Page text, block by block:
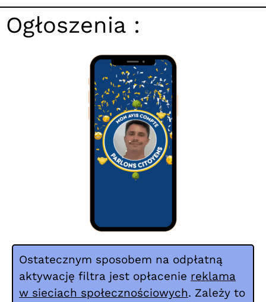
Ogłoszenia :
Ostatecznym sposobem na odpłatną
aktywację filtra jest opłacenie reklama
w sieciach społecznościowych. Zależy to